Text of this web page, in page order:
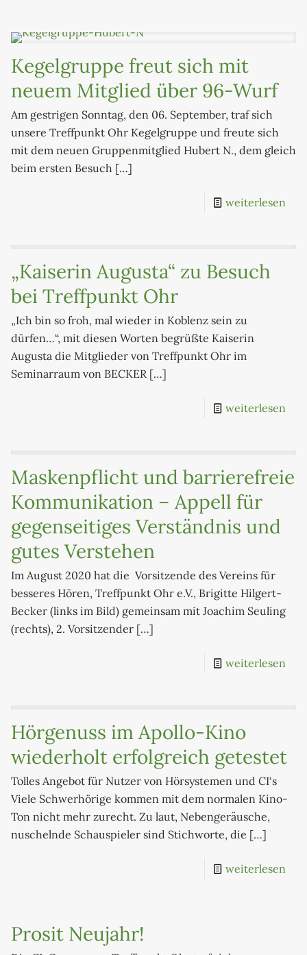
Kegelgruppe freut sich mit
neuem Mitglied über 96-Wurf
Am gestrigen Sonntag, den 06. September, traf sich
unsere Treffpunkt Ohr Kegelgruppe und freute sich
mit dem neuen Gruppenmitglied Hubert N., dem gleich
beim ersten Besuch […]
weiterlesen
„Kaiserin Augusta“ zu Besuch
bei Treffpunkt Ohr
„Ich bin so froh, mal wieder in Koblenz sein zu
dürfen…“, mit diesen Worten begrüßte Kaiserin
Augusta die Mitglieder von Treffpunkt Ohr im
Seminarraum von BECKER […]
weiterlesen
Maskenpflicht und barrierefreie
Kommunikation – Appell für
gegenseitiges Verständnis und
gutes Verstehen
Im August 2020 hat die Vorsitzende des Vereins für
besseres Hören, Treffpunkt Ohr e.V., Brigitte Hilgert-
Becker (links im Bild) gemeinsam mit Joachim Seuling
(rechts), 2. Vorsitzender […]
weiterlesen
Hörgenuss im Apollo-Kino
wiederholt erfolgreich getestet
Tolles Angebot für Nutzer von Hörsystemen und CI‘s
Viele Schwerhörige kommen mit dem normalen Kino-
Ton nicht mehr zurecht. Zu laut, Nebengeräusche,
nuschelnde Schauspieler sind Stichworte, die […]
weiterlesen
Prosit Neujahr!